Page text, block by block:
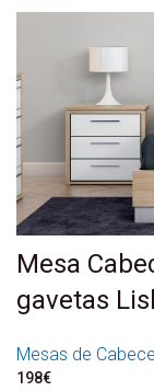
Mesa
gavetas
Mesas de
198€